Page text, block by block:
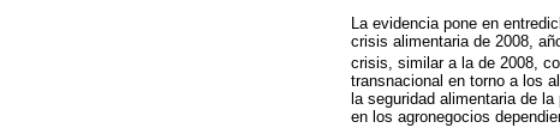
La evidencia pone en
crisis alimentaria de 2008,
crisis, similar a la de 2008,
transnacional en torno a los
la seguridad alimentaria de
en los agronegocios